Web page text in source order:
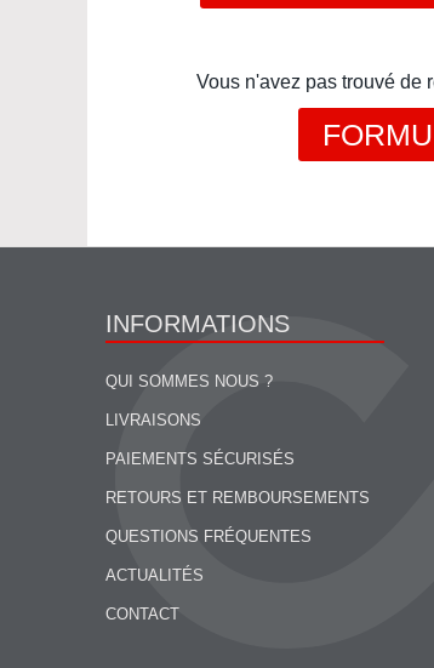
Vous n'avez pas trouvé de
INFORMATIONS
QUI SOMMES NOUS ?
LIVRAISONS
PAIEMENTS SÉCURISÉS
RETOURS ET REMBOURSEMENTS
QUESTIONS FRÉQUENTES
ACTUALITÉS
CONTACT